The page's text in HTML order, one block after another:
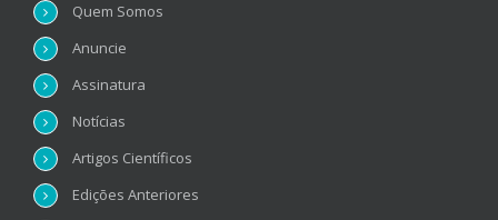
Quem Somos
Anuncie
Assinatura
Notícias
Artigos Científicos
Edições Anteriores